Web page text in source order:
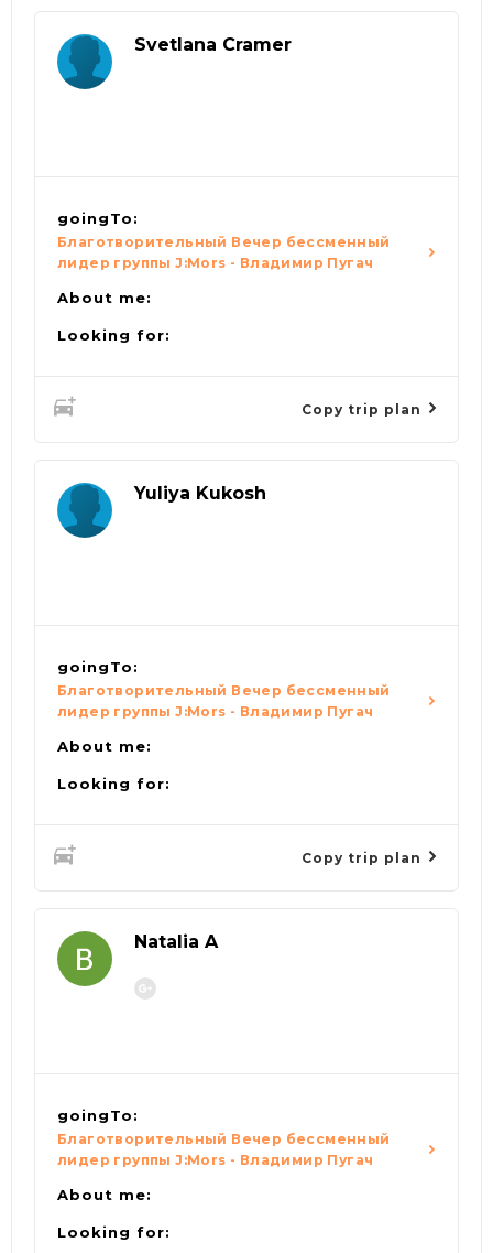
Svetlana Cramer
goingTo:
Благотворительный Вечер бессменный
лидер группы J:Mors - Владимир Пугач
About me:
Looking for:
Copy trip plan
Yuliya Kukosh
goingTo:
Благотворительный Вечер бессменный
лидер группы J:Mors - Владимир Пугач
About me:
Looking for:
Copy trip plan
Natalia A
goingTo:
Благотворительный Вечер бессменный
лидер группы J:Mors - Владимир Пугач
About me:
Looking for: